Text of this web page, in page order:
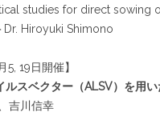
studies for direct sowing
Dr. Hiroyuki Shimono
5, 19日開催】
ルスベクター（ALSV）を用
吉川信幸